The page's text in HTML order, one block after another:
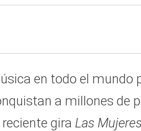
en todo el mundo
a millones de
gira Las